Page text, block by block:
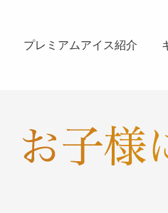
プレミアムアイス紹介